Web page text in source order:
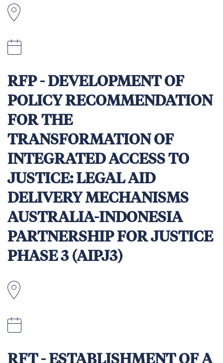
RFP - DEVELOPMENT OF
POLICY RECOMMENDATION
FOR THE
TRANSFORMATION OF
INTEGRATED ACCESS TO
JUSTICE: LEGAL AID
DELIVERY MECHANISMS
AUSTRALIA-INDONESIA
PARTNERSHIP FOR JUSTICE
PHASE 3 (AIPJ3)
RFT - ESTABLISHMENT OF A